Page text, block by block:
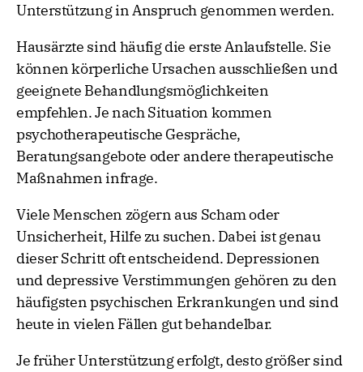
Unterstützung in Anspruch genommen werden.
Hausärzte sind häufig die erste Anlaufstelle. Sie
können körperliche Ursachen ausschließen und
geeignete Behandlungsmöglichkeiten
empfehlen. Je nach Situation kommen
psychotherapeutische Gespräche,
Beratungsangebote oder andere therapeutische
Maßnahmen infrage.
Viele Menschen zögern aus Scham oder
Unsicherheit, Hilfe zu suchen. Dabei ist genau
dieser Schritt oft entscheidend. Depressionen
und depressive Verstimmungen gehören zu den
häufigsten psychischen Erkrankungen und sind
heute in vielen Fällen gut behandelbar.
Je früher Unterstützung erfolgt, desto größer sind